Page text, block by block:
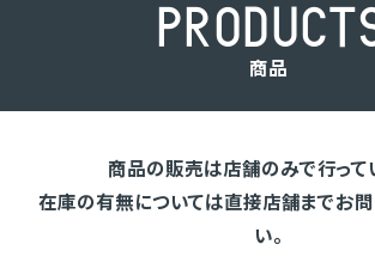
PRODUCT
商品
商品の販売は店舗のみで行って
在庫の有無については直接店舗までお
い。